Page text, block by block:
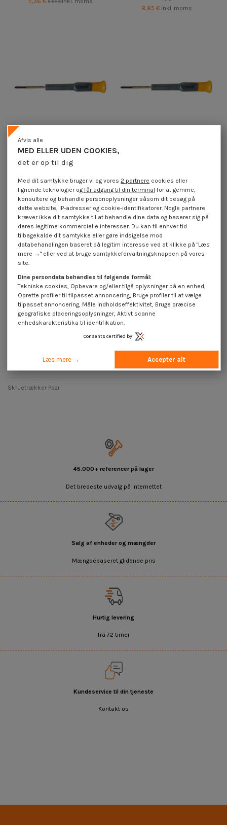
5,95 €
8,85 € inkl. moms
Tilgængelig inden for 15 hverdage
Skruetrækker ende PZ0
5,45 €inkl. moms
4,70 €inkl. moms
Skruetrækker ende Pozi PZ7
Skruetrækker ende Pozi PZ7
Skruetrækker Pozi
45.000+ referencer på lager
Det bredeste udvalg på internettet
Salg af enheder og mængder
Mængdebaseret glidende pris
Hurtig levering
fra 72 timer
Kundeservice til din tjeneste
Kontakt os
MED ELLER UDEN COOKIES,
det er op til dig
Afvis alle
Med dit samtykke bruger vi og vores 2 partnere cookies eller
lignende teknologier ogfår adgang til din terminal for at gemme,
konsultere og behandle personoplysninger såsom dit besøg på
dette website, IP-adresser og cookie-identifikatorer. Nogle partnere
kræver ikke dit samtykke til at behandle dine data og baserer sig på
deres legitime kommercielle interesser. Du kan til enhver tid
tilbagekalde dit samtykke eller gøre indsigelse mod
databehandlingen baseret på legitim interesse ved at klikke på "Læs
mere →" eller ved at bruge samtykkeforvaltningsknappen på vores
site.
Dine persondata behandles til følgende formål:
Tekniske cookies, Opbevare og/eller tilgå oplysninger på en enhed,
Oprette profiler til tilpasset annoncering, Bruge profiler til at vælge
tilpasset annoncering, Måle indholdseffektivitet, Bruge præcise
geografiske placeringsoplysninger, Aktivt scanne
enhedskarakteristika til identifikation.
Consents certified by
Læs mere → Accepter alt